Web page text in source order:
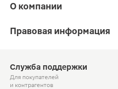
О компании
Правовая информация
Служба поддержки
Для покупателей
и контрагентов